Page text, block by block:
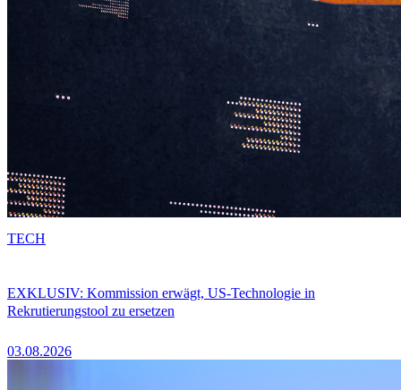
EXKLUSIV: Kommission erwägt, US-Technologie in
Rekrutierungstool zu ersetzen
03.08.2026
TECH